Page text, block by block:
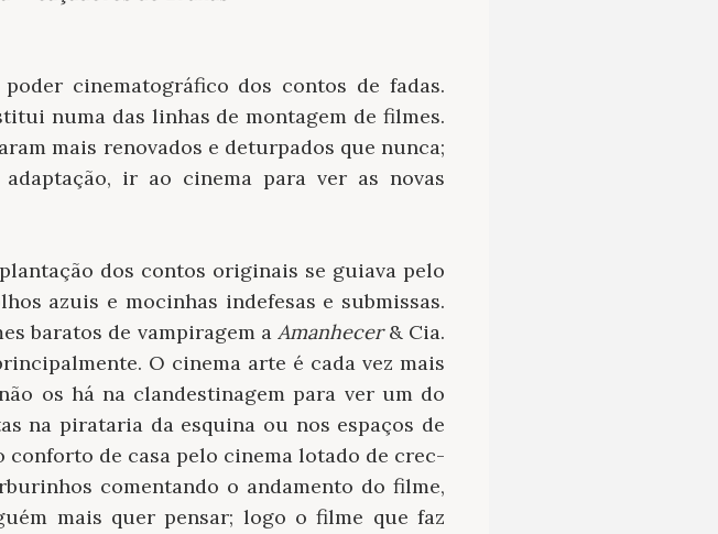
cinematográfico dos contos de fadas.
numa das linhas de montagem de filmes.
mais renovados e deturpados que nunca;
ir ao cinema para ver as novas
dos contos originais se guiava pelo
azuis e mocinhas indefesas e submissas.
baratos de vampiragem a Amanhecer& Cia.
O cinema arte é cada vez mais
os há na clandestinagem para ver um do
na pirataria da esquina ou nos espaços de
conforto de casa pelo cinema lotado de crec-
comentando o andamento do filme,
mais quer pensar; logo o filme que faz